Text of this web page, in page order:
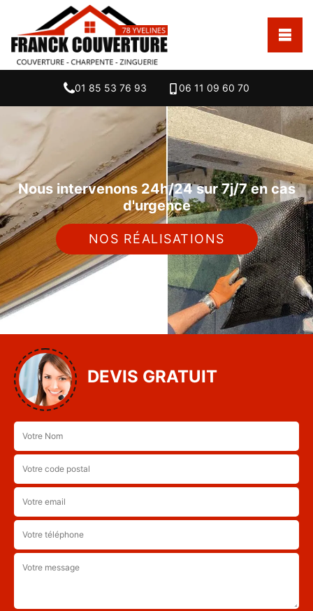
01 85 53 76 93 06 11 09 60 70
Nous intervenons 24h/24 sur 7j/7 en cas
d'urgence
NOS RÉALISATIONS
DEVIS GRATUIT